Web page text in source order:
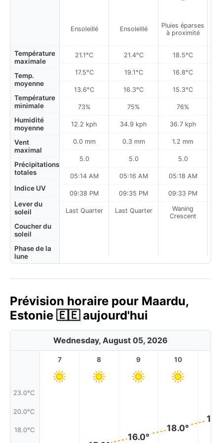
Température
maximale
Temp.
moyenne
Température
minimale
Humidité
moyenne
Vent
maximal
Précipitations
totales
Indice UV
Lever du
soleil
Coucher du
soleil
Phase de la
lune
Ensoleillé
21.1°C
17.5°C
13.6°C
73%
12.2 kph
0.0 mm
5.0
05:14 AM
09:38 PM
Last Quarter
Ensoleillé
21.4°C
19.1°C
16.3°C
75%
34.9 kph
0.3 mm
5.0
05:16 AM
09:35 PM
Last Quarter
Pluies éparses
à proximité
18.5°C
16.8°C
15.3°C
76%
36.7 kph
1.2 mm
5.0
05:18 AM
09:33 PM
Waning
Crescent
Prévision horaire pour Maardu,
Estonie 🇪🇪 aujourd'hui
Wednesday, August 05, 2026
23.0°C
20.0°C
18.0°C
7 8 9
16.0°
10
18.0°